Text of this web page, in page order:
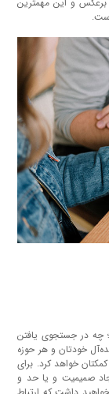
چه در جستجوی یافتن
خودتان و هر حوزه
خواهد کرد. برای
صمیمیت و یا حد و